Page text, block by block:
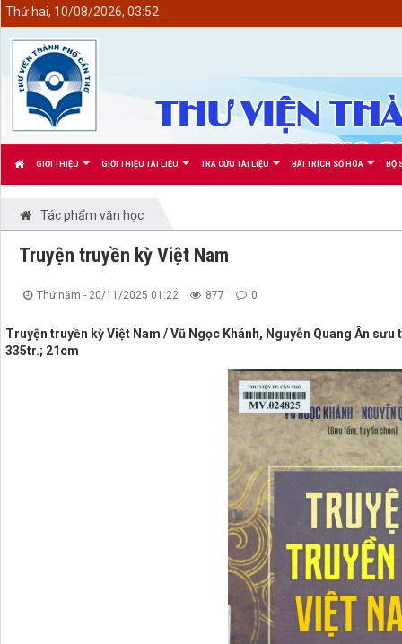
GIỚI THIỆU GIỚI THIỆU TÀI LIỆU TRA CỨU TÀI LIỆU BÀI TRÍCH SỐ HÓA BỘ
Thứ hai, 10/08/2026, 03:52
Tác phẩm văn học
Truyện truyền kỳ Việt Nam
Thứ năm - 20/11/2025 01:22 877 0
Truyện truyền kỳ Việt Nam / Vũ Ngọc Khánh, Nguyễn Quang Ân
335tr.; 21cm
<